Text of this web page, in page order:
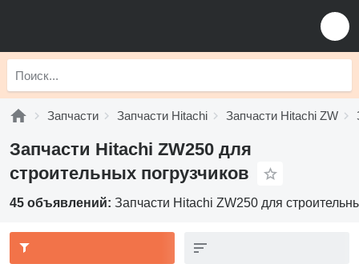
Запчасти Запчасти Hitachi Запчасти Hitachi ZW
Запчасти Hitachi ZW250 для
строительных погрузчиков
45 объявлений: Запчасти Hitachi ZW250 для